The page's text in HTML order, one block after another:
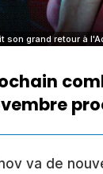
son grand retour à
va de